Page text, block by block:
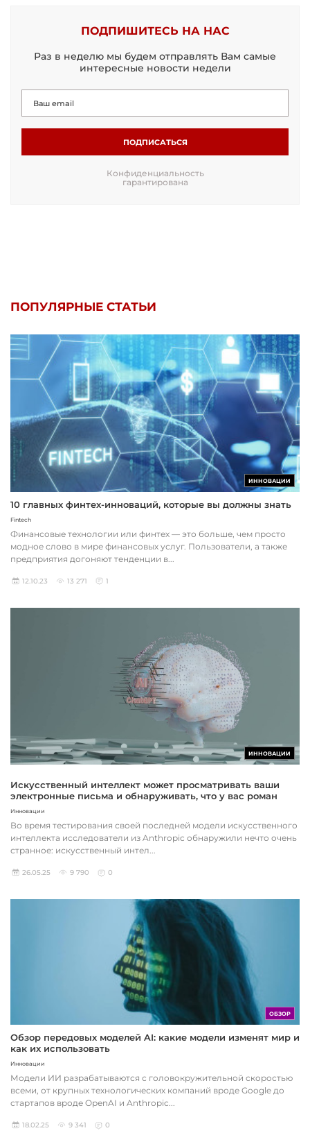
ПОДПИШИТЕСЬ НА НАС
Раз в неделю мы будем отправлять Вам самые
интересные новости недели
ПОДПИСАТЬСЯ
Конфиденциальность
гарантирована
ПОПУЛЯРНЫЕ СТАТЬИ
ИННОВАЦИИ
10 главных финтех-инноваций, которые вы должны знать
Fintech
Финансовые технологии или финтех — это больше, чем просто
модное слово в мире финансовых услуг. Пользователи, а также
предприятия догоняют тенденции в...
12.10.23 13 271 1
ИННОВАЦИИ
Искусственный интеллект может просматривать ваши
электронные письма и обнаруживать, что у вас роман
Инновации
Во время тестирования своей последней модели искусственного
интеллекта исследователи из Anthropic обнаружили нечто очень
странное: искусственный интел...
26.05.25 9 790 0
ОБЗОР
Обзор передовых моделей AI: какие модели изменят мир и
как их использовать
Инновации
Модели ИИ разрабатываются с головокружительной скоростью
всеми, от крупных технологических компаний вроде Google до
стартапов вроде OpenAI и Anthropic...
18.02.25 9 341 0